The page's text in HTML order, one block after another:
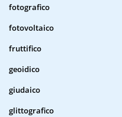
fotografico
fotovoltaico
fruttifico
geoidico
giudaico
glittografico